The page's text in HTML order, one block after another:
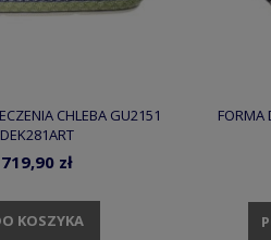
CHLEBA GU2151
DEK281ART
719,90 zł
KOSZYKA
FORMA